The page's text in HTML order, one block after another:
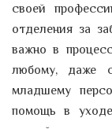
своей
отделения за
важно в
любому, даже
младшему
помощь в